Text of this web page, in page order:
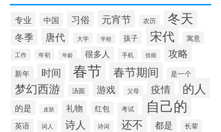
专业 中国 习俗 元宵节 农历 冬天
冬季 唐代 大学 学校 孩子 宋代 寓意
工作 年初 年龄 很多人 手机 技能 攻略
新年 时间 春节 春节期间 是一个
梦幻西游 汤圆 游戏 父母 疫情 的人
的是 皮肤 礼物 红包 考试 自己的
英语 词人 诗人 诗词 还不 都是 长辈